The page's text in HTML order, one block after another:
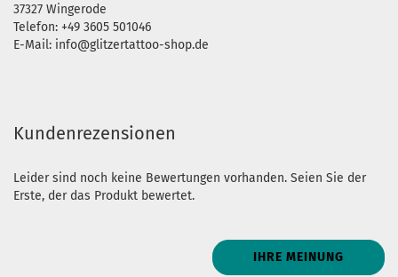
37327 Wingerode
Telefon: +49 3605 501046
E-Mail: info@glitzertattoo-shop.de
Kundenrezensionen
Leider sind noch keine Bewertungen vorhanden. Seien Sie der
Erste, der das Produkt bewertet.
IHRE MEINUNG